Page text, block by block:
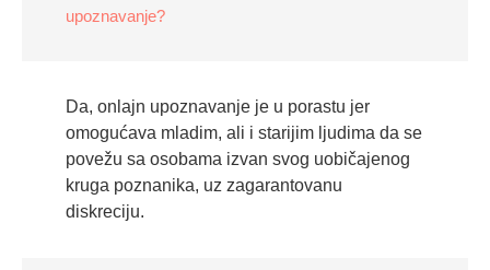
upoznavanje?
Da, onlajn upoznavanje je u porastu jer
omogućava mladim, ali i starijim ljudima da se
povežu sa osobama izvan svog uobičajenog
kruga poznanika, uz zagarantovanu
diskreciju.